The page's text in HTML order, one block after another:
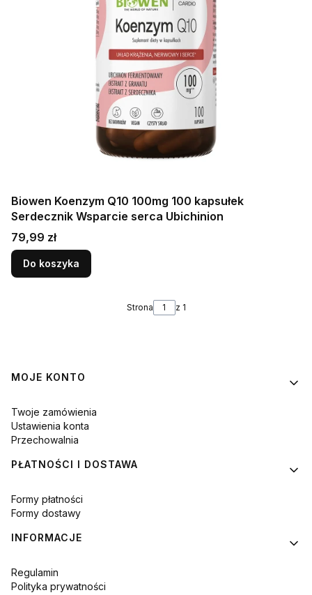
Biowen Koenzym Q10 100mg 100 kapsułek
Serdecznik Wsparcie serca Ubichinion
Cena
79,99 zł
Do koszyka
Strona z 1
Linki w stopce
MOJE KONTO
Twoje zamówienia
Ustawienia konta
Przechowalnia
PŁATNOŚCI I DOSTAWA
Formy płatności
Formy dostawy
INFORMACJE
Regulamin
Polityka prywatności